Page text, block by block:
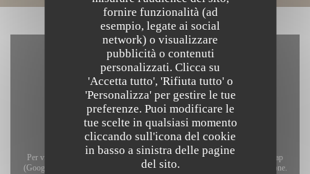
fornire funzionalità (ad
esempio, legate ai social
network) o visualizzare
pubblicità o contenuti
personalizzati. Clicca su
'Accetta tutto', 'Rifiuta tutto' o
'Personalizza' per gestire le tue
preferenze. Puoi modificare le
tue scelte in qualsiasi momento
cliccando sull'icona del cookie
in basso a sinistra delle pagine
del sito.
Per visualizzare la mappa interattiva Waze, devi accettare i cookie di Waze Map
(Google). Questi cookie possono raccogliere dati di navigazione e localizzazione.